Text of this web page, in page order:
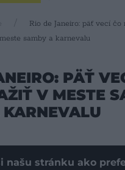
Rio de Janeiro: päť vecí čo
meste samby a karnevalu
PÄŤ
V MESTE
našu stránku ako